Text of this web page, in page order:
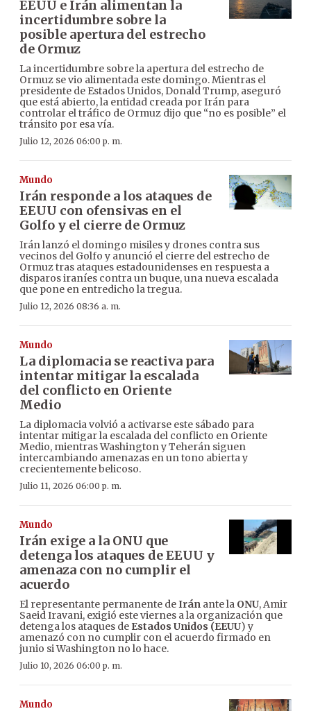
EEUU e Irán alimentan la
incertidumbre sobre la
posible apertura del estrecho
de Ormuz
La incertidumbre sobre la apertura del estrecho de
Ormuz se vio alimentada este domingo. Mientras el
presidente de Estados Unidos, Donald Trump, aseguró
que está abierto, la entidad creada por Irán para
controlar el tráfico de Ormuz dijo que “no es posible” el
tránsito por esa vía.
Julio 12, 2026 06:00 p. m.
Mundo
Irán responde a los ataques de
EEUU con ofensivas en el
Golfo y el cierre de Ormuz
Irán lanzó el domingo misiles y drones contra sus
vecinos del Golfo y anunció el cierre del estrecho de
Ormuz tras ataques estadounidenses en respuesta a
disparos iraníes contra un buque, una nueva escalada
que pone en entredicho la tregua.
Julio 12, 2026 08:36 a. m.
Mundo
La diplomacia se reactiva para
intentar mitigar la escalada
del conflicto en Oriente
Medio
La diplomacia volvió a activarse este sábado para
intentar mitigar la escalada del conflicto en Oriente
Medio, mientras Washington y Teherán siguen
intercambiando amenazas en un tono abierta y
crecientemente belicoso.
Julio 11, 2026 06:00 p. m.
Mundo
Irán exige a la ONU que
detenga los ataques de EEUU y
amenaza con no cumplir el
acuerdo
El representante permanente deIrán ante la ONU, Amir
Saeid Iravani, exigió este viernes a la organización que
detenga los ataques de Estados Unidos (EEUU) y
amenazó con no cumplir con el acuerdo firmado en
junio si Washington no lo hace.
Julio 10, 2026 06:00 p. m.
Mundo